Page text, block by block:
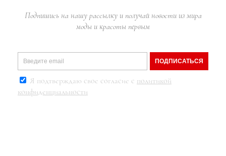
Подпишись на нашу рассылку и получай новости из мира
моды и красоты первым
ПОДПИСАТЬСЯ
Я подтверждаю свое согласие с политикой
конфиденциальности